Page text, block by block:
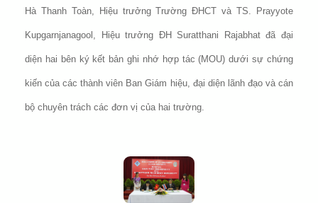
Hà Thanh Toàn, Hiệu trưởng Trường ĐHCT và TS. Prayyote
Kupgarnjanagool, Hiệu trưởng ĐH Suratthani Rajabhat đã đại
diện hai bên ký kết bản ghi nhớ hợp tác (MOU) dưới sự chứng
kiến của các thành viên Ban Giám hiệu, đại diện lãnh đạo và cán
bộ chuyên trách các đơn vị của hai trường.